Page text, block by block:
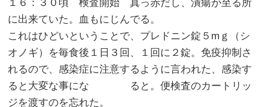
１６：３０頃 検査開始 真っ赤だし、潰瘍が至る所
に出来ていた。血もにじんでる。
これはひどいということで、プレドニン錠５mｇ（シ
オノギ）を毎食後１日３回、１回に２錠。免疫抑制さ
れるので、感染症に注意するように言われた、感染す
ると大変な事にな ると。便検査のカートリッ
ジを渡すのを忘れた。